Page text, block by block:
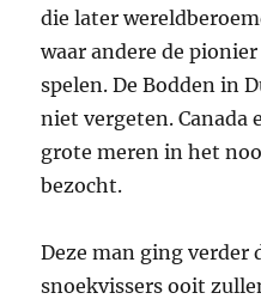
die later
waar andere de
spelen. De Bodden in
niet vergeten. Canada
grote meren in het
bezocht.
Deze man ging verder
snoekvissers ooit